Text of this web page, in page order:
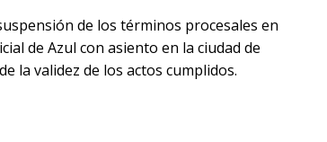
de los términos procesales en
de Azul con asiento en la ciudad de
la validez de los actos cumplidos.